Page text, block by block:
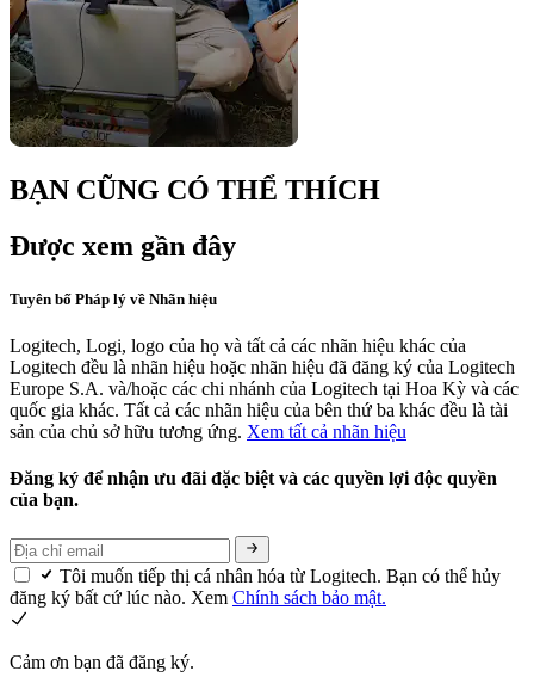
BẠN CŨNG CÓ THỂ THÍCH
Được xem gần đây
Tuyên bố Pháp lý về Nhãn hiệu
Logitech, Logi, logo của họ và tất cả các nhãn hiệu khác của
Logitech đều là nhãn hiệu hoặc nhãn hiệu đã đăng ký của Logitech
Europe S.A. và/hoặc các chi nhánh của Logitech tại Hoa Kỳ và các
quốc gia khác. Tất cả các nhãn hiệu của bên thứ ba khác đều là tài
sản của chủ sở hữu tương ứng. Xem tất cả nhãn hiệu
Đăng ký để nhận ưu đãi đặc biệt và các quyền lợi độc quyền
của bạn.
Tôi muốn tiếp thị cá nhân hóa từ Logitech. Bạn có thể hủy
đăng ký bất cứ lúc nào. Xem Chính sách bảo mật.
Cảm ơn bạn đã đăng ký.